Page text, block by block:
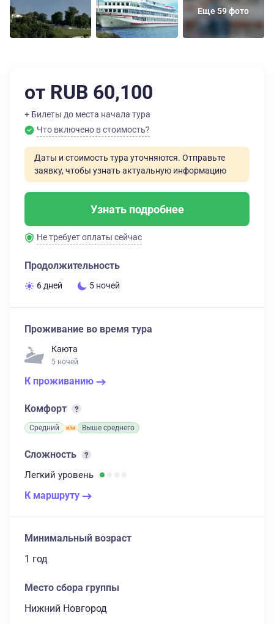
Еще 59 фото
от RUB 60,100
+ Билеты до места начала тура
Что включено в стоимость?
Даты и стоимость тура уточняются. Отправьте
заявку, чтобы узнать актуальную информацию
Узнать подробнее
Не требует оплаты сейчас
Продолжительность
6 дней 5 ночей
Проживание во время тура
Каюта
5 ночей
К проживанию
Комфорт
Средний Выше среднего
Сложность
Легкий уровень
К маршруту
Минимальный возраст
1 год
Место сбора группы
Нижний Новгород